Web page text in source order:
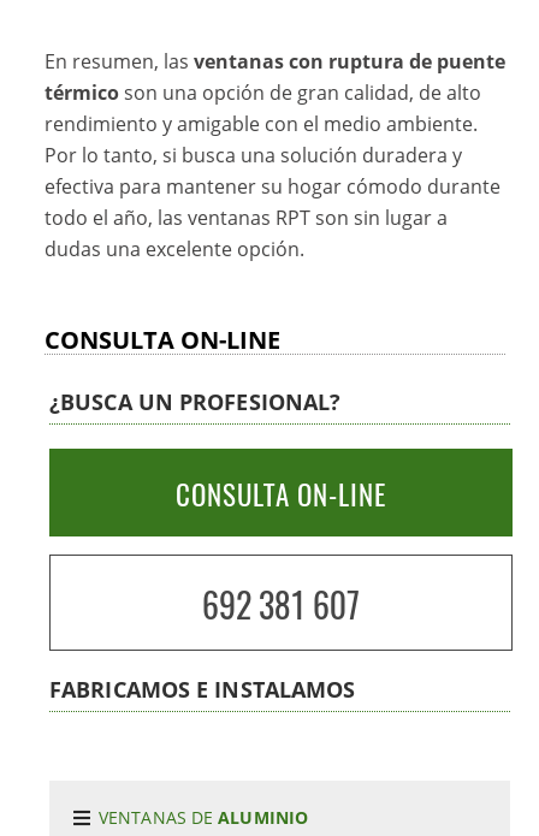
En resumen, lasventanas con ruptura de puente
térmicoson una opción de gran calidad, de alto
rendimiento y amigable con el medio ambiente.
Por lo tanto, si busca una solución duradera y
efectiva para mantener su hogar cómodo durante
todo el año, las ventanas RPT son sin lugar a
dudas una excelente opción.
CONSULTA ON-LINE
¿BUSCA UN PROFESIONAL?
CONSULTA ON-LINE
692 381 607
FABRICAMOS E INSTALAMOS
VENTANAS DEALUMINIO